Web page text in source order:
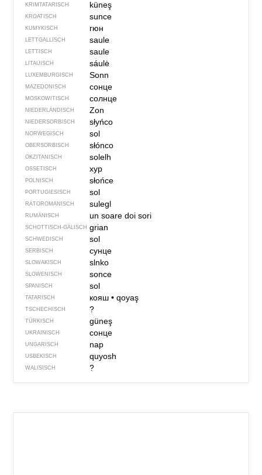
KRIMTATARISCH küneş
KROATISCH sunce
KUMYKISCH гюн
LETTGALLISCH saule
LETTISCH saule
LITAUISCH sáulė
LUXEMBURGISCH Sonn
MAZEDONISCH сонце
MOSKOWITISCH солнце
NIEDERLÄNDISCH Zon
NIEDERSORBISCH słyńco
NORWEGISCH sol
OBERSORBISCH słónco
OKZITANISCH solelh
OSSETISCH хур
POLNISCH słońce
PORTUGIESISCH sol
RÄTOROMANISCH sulegl
RUMÄNISCH un soaredoi sori
SCHOTTISCH-GÄLISCH grian
SCHWEDISCH sol
SERBISCH сунце
SLOWAKISCH slnko
SLOWENISCH sonce
SPANISCH sol
TATARISCH кояш• qoyaş
TSCHECHISCH ?
TÜRKISCH güneş
UKRAINISCH сонце
UNGARISCH nap
USBEKISCH quyosh
WALISISCH ?